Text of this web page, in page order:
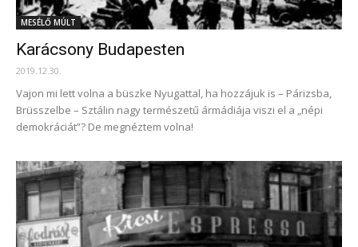
MESÉLŐ MÚLT
Karácsony Budapesten
2019.12.30.
Vajon mi lett volna a büszke Nyugattal, ha hozzájuk is – Párizsba,
Brüsszelbe – Sztálin nagy természetű ármádiája viszi el a „népi
demokráciát”? De megnéztem volna!